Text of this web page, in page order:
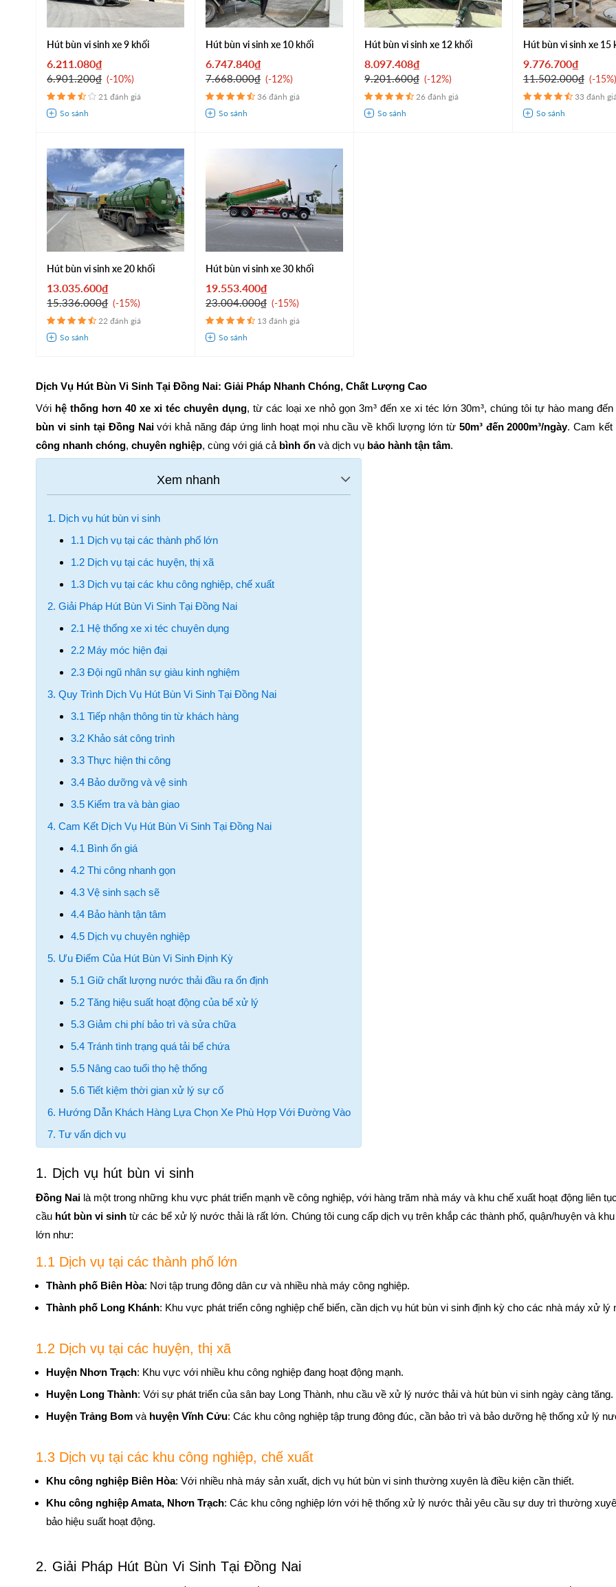
Hút bùn vi sinh xe 9 khối
6.211.080₫
6.901.200₫ -10%
21 đánh giá
Hút bùn vi sinh xe 10 khối
6.747.840₫
7.668.000₫ -12%
36 đánh giá
Hút bùn vi sinh xe 12 khối
8.097.408₫
9.201.600₫ -12%
26 đánh giá
Hút bùn vi sinh xe 15
9.776.700₫
11.502.000₫ -15%
33 đánh
Hút bùn vi sinh xe 20 khối
13.035.600₫
15.336.000₫ -15%
22 đánh giá
Hút bùn vi sinh xe 30 khối
19.553.400₫
23.004.000₫ -15%
13 đánh giá
Dịch Vụ Hút Bùn Vi Sinh Tại Đồng Nai: Giải Pháp Nhanh Chóng, Chất Lượng Cao
Với hệ thống hơn 40 xe xi téc chuyên dụng, từ các loại xe nhỏ gọn 3m³ đến xe xi téc lớn 30m³, chúng tôi tự hào mang đến
bùn vi sinh tại Đồng Naivới khả năng đáp ứng linh hoạt mọi nhu cầu về khối lượng lớn từ 50m³ đến 2000m³/ngày. Cam
công nhanh chóng,chuyên nghiệp, cùng với giá cả bình ổn và dịch vụ bảo hành tận tâm.
1. Dịch vụ hút bùn vi sinh
1.1 Dịch vụ tại các thành phố lớn
1.2 Dịch vụ tại các huyện, thị xã
1.3 Dịch vụ tại các khu công nghiệp, chế xuất
2. Giải Pháp Hút Bùn Vi Sinh Tại Đồng Nai
2.1 Hệ thống xe xi téc chuyên dụng
2.2 Máy móc hiện đại
2.3 Đội ngũ nhân sự giàu kinh nghiệm
3. Quy Trình Dịch Vụ Hút Bùn Vi Sinh Tại Đồng Nai
3.1 Tiếp nhận thông tin từ khách hàng
3.2 Khảo sát công trình
3.3 Thực hiện thi công
3.4 Bảo dưỡng và vệ sinh
3.5 Kiểm tra và bàn giao
4. Cam Kết Dịch Vụ Hút Bùn Vi Sinh Tại Đồng Nai
4.1 Bình ổn giá
4.2 Thi công nhanh gọn
4.3 Vệ sinh sạch sẽ
4.4 Bảo hành tận tâm
4.5 Dịch vụ chuyên nghiệp
5. Ưu Điểm Của Hút Bùn Vi Sinh Định Kỳ
5.1 Giữ chất lượng nước thải đầu ra ổn định
5.2 Tăng hiệu suất hoạt động của bể xử lý
5.3 Giảm chi phí bảo trì và sửa chữa
5.4 Tránh tình trạng quá tải bể chứa
5.5 Nâng cao tuổi thọ hệ thống
5.6 Tiết kiệm thời gian xử lý sự cố
6. Hướng Dẫn Khách Hàng Lựa Chọn Xe Phù Hợp Với Đường Vào
7. Tư vấn dịch vụ
1. Dịch vụ hút bùn vi sinh
Đồng Nai là một trong những khu vực phát triển mạnh về công nghiệp, với hàng trăm nhà máy và khu chế xuất hoạt động liên
cầu hút bùn vi sinh từ các bể xử lý nước thải là rất lớn. Chúng tôi cung cấp dịch vụ trên khắp các thành phố, quận/huyện và
lớn như:
1.1 Dịch vụ tại các thành phố lớn
Thành phố Biên Hòa: Nơi tập trung đông dân cư và nhiều nhà máy công nghiệp.
Thành phố Long Khánh: Khu vực phát triển công nghiệp chế biến, cần dịch vụ hút bùn vi sinh định kỳ cho các nhà máy xử lý
1.2 Dịch vụ tại các huyện, thị xã
Huyện Nhơn Trạch: Khu vực với nhiều khu công nghiệp đang hoạt động mạnh.
Huyện Long Thành: Với sự phát triển của sân bay Long Thành, nhu cầu về xử lý nước thải và hút bùn vi sinh ngày càng tăng.
Huyện Trảng Bom và huyện Vĩnh Cửu: Các khu công nghiệp tập trung đông đúc, cần bảo trì và bảo dưỡng hệ thống xử lý
1.3 Dịch vụ tại các khu công nghiệp, chế xuất
Khu công nghiệp Biên Hòa: Với nhiều nhà máy sản xuất, dịch vụ hút bùn vi sinh thường xuyên là điều kiện cần thiết.
Khu công nghiệp Amata, Nhơn Trạch: Các khu công nghiệp lớn với hệ thống xử lý nước thải yêu cầu sự duy trì thường
bảo hiệu suất hoạt động.
2. Giải Pháp Hút Bùn Vi Sinh Tại Đồng Nai